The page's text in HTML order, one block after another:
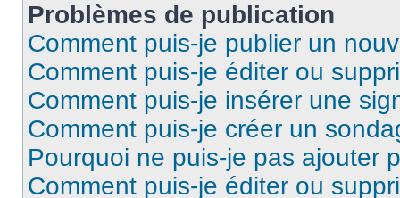
Problèmes de publication
Comment puis-je publier un
Comment puis-je éditer ou
Comment puis-je insérer une
Comment puis-je créer un
Pourquoi ne puis-je pas ajouter
Comment puis-je éditer ou